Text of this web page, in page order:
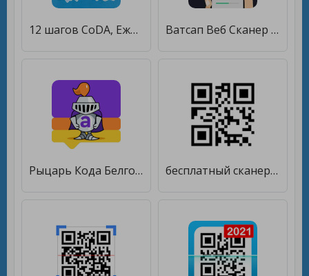
12 шагов CoDA, Ежедневник КоДА [Premium] Ватсап Веб Сканер QR - Кода [Premium]
Рыцарь Кода Белгород [Premium] бесплатный сканер QR-кодов / сканер штрих-кода [Полная версия]